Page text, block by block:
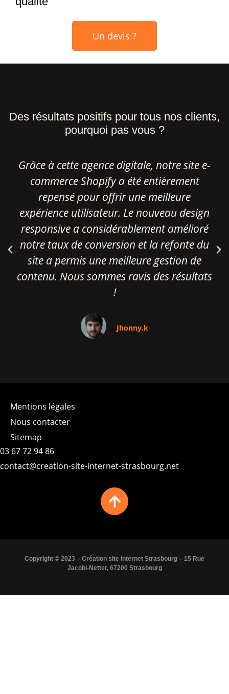
Un devis ?
Des résultats positifs pour tous nos clients,
pourquoi pas vous ?
Grâce à cette agence digitale, notre site e-
commerce Shopify a été entièrement
repensé pour offrir une meilleure
expérience utilisateur. Le nouveau design
responsive a considérablement amélioré
notre taux de conversion et la refonte du
site a permis une meilleure gestion de
contenu. Nous sommes ravis des résultats
!
Jhonny.k
Mentions légales
Nous contacter
Sitemap
03 67 72 94 86
contact@creation-site-internet-strasbourg.net
Copyright © 2023 – Création site internet Strasbourg – 15 Rue
Jacobi-Netter, 67200 Strasbourg